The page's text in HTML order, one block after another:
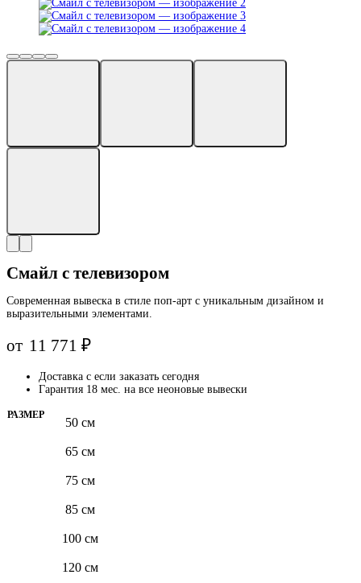
Смайл с телевизором
Современная вывеска в стиле поп-арт с уникальным дизайном и
выразительными элементами.
от 11 771₽
Доставка с если заказать сегодня
Гарантия 18 мес. на все неоновые вывески
РАЗМЕР
50 см
65 см
75 см
85 см
100 см
120 см